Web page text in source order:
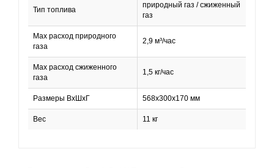
Тип топлива
природный газ / сжиженный
газ
Max расход природного
газа
2,9 м³/час
Max расход сжиженного
газа
1,5 кг/час
Размеры ВхШхГ 568x300x170 мм
Вес 11 кг